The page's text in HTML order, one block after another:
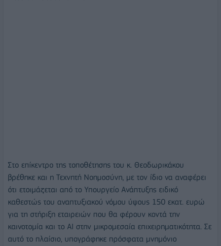
Στο επίκεντρο της τοποθέτησης του κ. Θεοδωρικάκου
βρέθηκε και η Τεχνητή Νοημοσύνη, με τον ίδιο να αναφέρει
ότι ετοιμάζεται από το Υπουργείο Ανάπτυξης ειδικό
καθεστώς του αναπτυξιακού νόμου ύψους 150 εκατ. ευρώ
για τη στήριξη εταιρειών που θα φέρουν κοντά την
καινοτομία και το ΑΙ στην μικρομεσαία επιχειρηματικότητα. Σε
αυτό το πλαίσιο, υπογράφηκε πρόσφατα μνημόνιο